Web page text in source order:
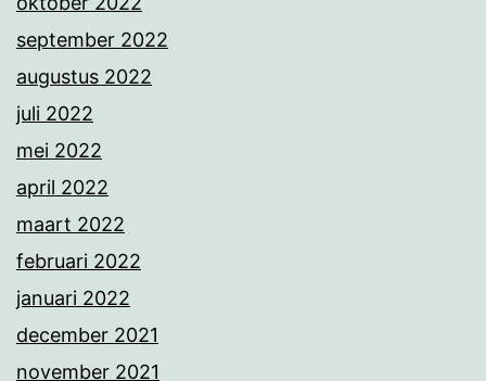
september 2022
augustus 2022
juli 2022
mei 2022
april 2022
maart 2022
februari 2022
januari 2022
december 2021
november 2021